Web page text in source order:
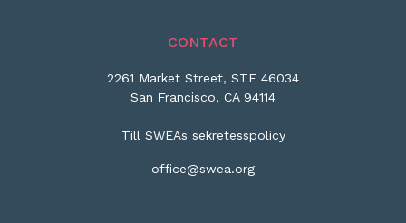
CONTACT
2261 Market Street, STE 46034
San Francisco, CA 94114
Till SWEAs sekretesspolicy
office@swea.org